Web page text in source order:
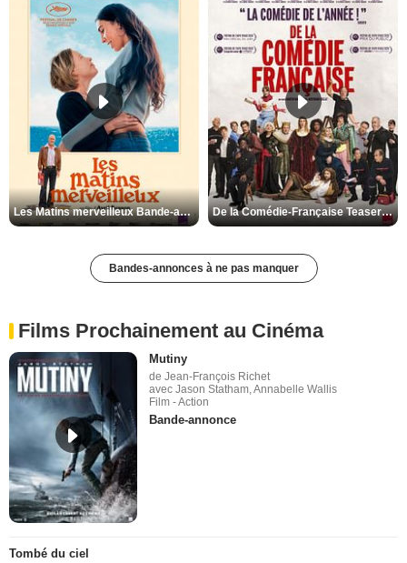
Les Matins merveilleux Bande-annonce VF De la Comédie-Française Teaser VF
Bandes-annonces à ne pas manquer
Films Prochainement au Cinéma
Mutiny
de Jean-François Richet
avec Jason Statham, Annabelle Wallis
Film - Action
Bande-annonce
Tombé du ciel